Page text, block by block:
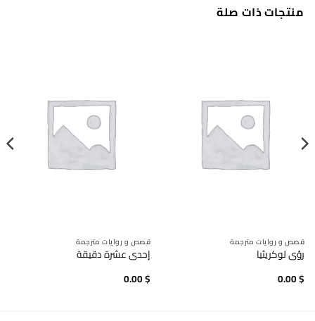
منتجات ذات صلة
قصص و روايات مترجمة
رؤى لوكريثيا
0.00$
قصص و روايات مترجمة
إحدى عشرة دقيقة
0.00$